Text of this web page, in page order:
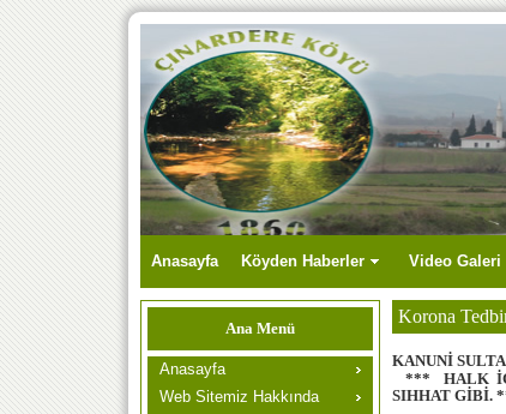
Anasayfa Köyden Haberler Video Galeri
Ana Menü
Anasayfa
Web Sitemiz Hakkında
Korona
KANUNİ
*** HALK
SIHHAT GİBİ.